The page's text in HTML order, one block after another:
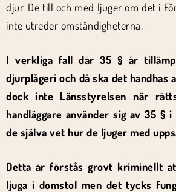
djur. De till och med ljuger om det i
inte utreder omständigheterna.
I verkliga fall där 35 § är
djurplågeri och då ska det handhas
dock inte Länsstyrelsen när
handläggare använder sig av 35 §
de själva vet hur de ljuger med
Detta är förstås grovt kriminellt
ljuga i domstol men det tycks